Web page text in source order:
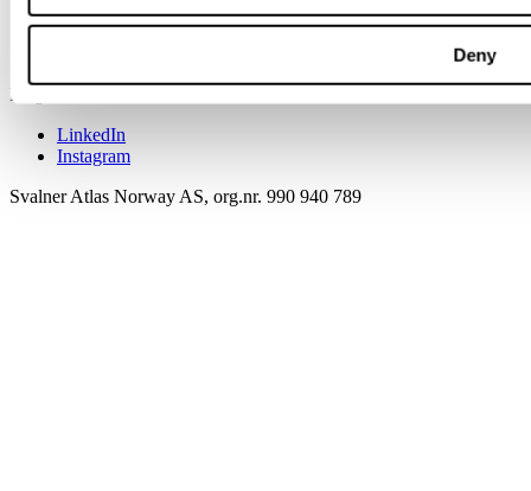
Deny
Cookies
Code of conduct for vendors
Følg oss
LinkedIn
Instagram
Svalner Atlas Norway AS, org.nr. 990 940 789